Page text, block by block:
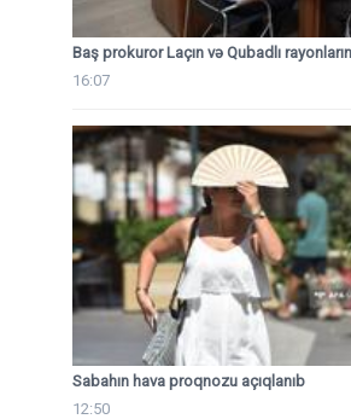
Baş prokuror Laçın və Qubadlı
16:07
Sabahın hava proqnozu açıqlanıb
12:50